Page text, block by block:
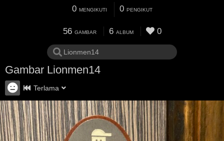
0 MENGIKUTI 0 PENGIKUT
56 GAMBAR 6 ALBUM 0
Gambar Lionmen14
Terlama